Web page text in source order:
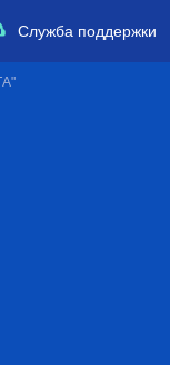
Служба поддержки